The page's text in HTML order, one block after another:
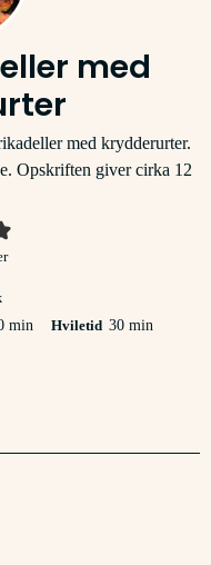
med
med krydderurter.
Opskriften giver cirka 12
minutter
min Hviletid 30minutter
min